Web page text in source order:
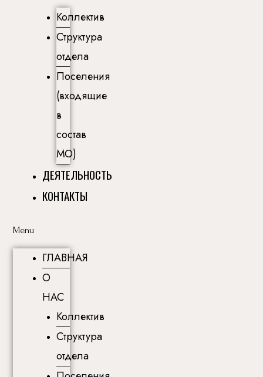
Коллектив
Структура
отдела
Поселения
(входящие
в
состав
МО)
ДЕЯТЕЛЬНОСТЬ
КОНТАКТЫ
Menu
ГЛАВНАЯ
О
НАС
Коллектив
Структура
отдела